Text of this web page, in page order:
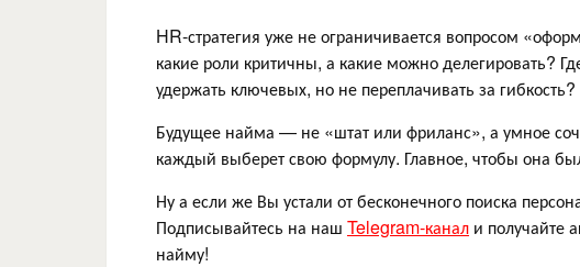
HR-стратегия уже не ограничивается вопросом
какие роли критичны, а какие можно делегировать?
удержать ключевых, но не переплачивать за гибкость?
Будущее найма — не «штат или фриланс», а умное
каждый выберет свою формулу. Главное, чтобы она
Ну а если же Вы устали от бесконечного поиска
Подписывайтесь на наш Telegram-канал и получайте
найму!